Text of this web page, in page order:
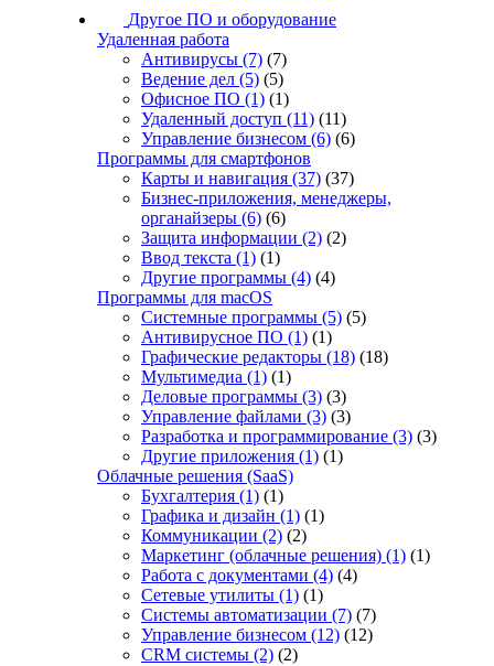
Другое ПО и оборудование
Удаленная работа
Антивирусы (7) (7)
Ведение дел (5) (5)
Офисное ПО (1) (1)
Удаленный доступ (11) (11)
Управление бизнесом (6) (6)
Программы для смартфонов
Карты и навигация (37) (37)
Бизнес-приложения, менеджеры,
органайзеры (6) (6)
Защита информации (2) (2)
Ввод текста (1) (1)
Другие программы (4) (4)
Программы для macOS
Системные программы (5) (5)
Антивирусное ПО (1) (1)
Графические редакторы (18) (18)
Мультимедиа (1) (1)
Деловые программы (3) (3)
Управление файлами (3) (3)
Разработка и программирование (3) (3)
Другие приложения (1) (1)
Облачные решения (SaaS)
Бухгалтерия (1) (1)
Графика и дизайн (1) (1)
Коммуникации (2) (2)
Маркетинг (облачные решения) (1) (1)
Работа с документами (4) (4)
Сетевые утилиты (1) (1)
Системы автоматизации (7) (7)
Управление бизнесом (12) (12)
CRM системы (2) (2)